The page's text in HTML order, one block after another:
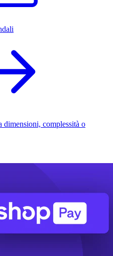
dimensioni, complessità o